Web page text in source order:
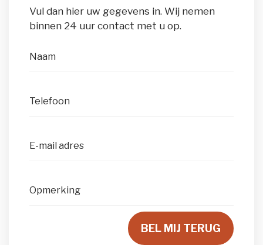
Vul dan hier uw gegevens in. Wij nemen
binnen 24 uur contact met u op.
Naam
Telefoon
E-mail adres
Opmerking
BEL MIJ TERUG